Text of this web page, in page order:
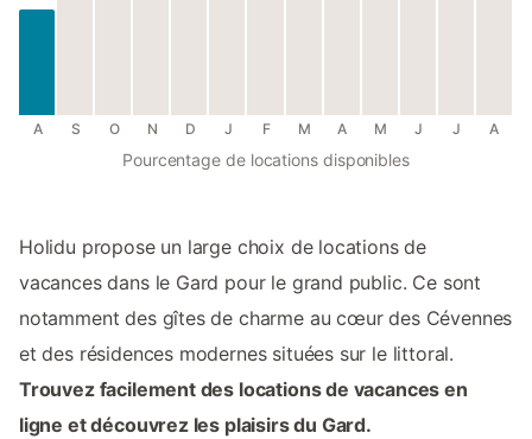
A S O N D J F M A M J J A
Pourcentage de locations disponibles
Holidu propose un large choix de locations de
vacances dans le Gard pour le grand public. Ce sont
notamment des gîtes de charme au cœur des Cévennes
et des résidences modernes situées sur le littoral.
Trouvez facilement des locations de vacances en
ligne et découvrez les plaisirs du Gard.